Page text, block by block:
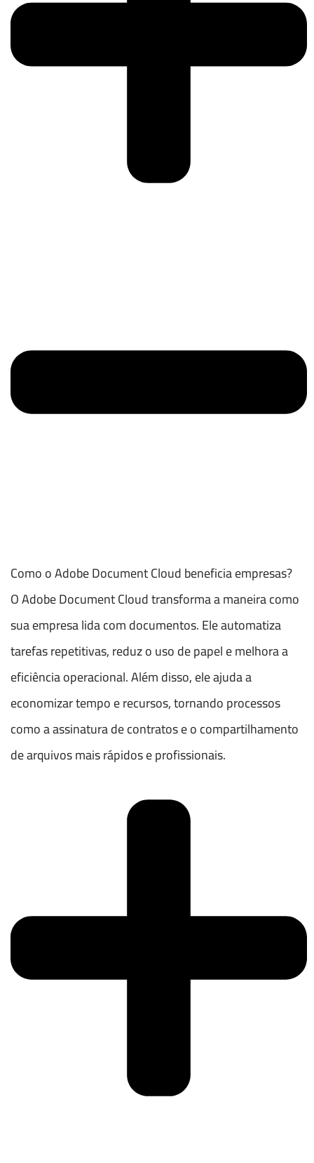
Como o Adobe Document Cloud beneficia empresas?
O Adobe Document Cloud transforma a maneira como
sua empresa lida com documentos. Ele automatiza
tarefas repetitivas, reduz o uso de papel e melhora a
eficiência operacional. Além disso, ele ajuda a
economizar tempo e recursos, tornando processos
como a assinatura de contratos e o compartilhamento
de arquivos mais rápidos e profissionais.